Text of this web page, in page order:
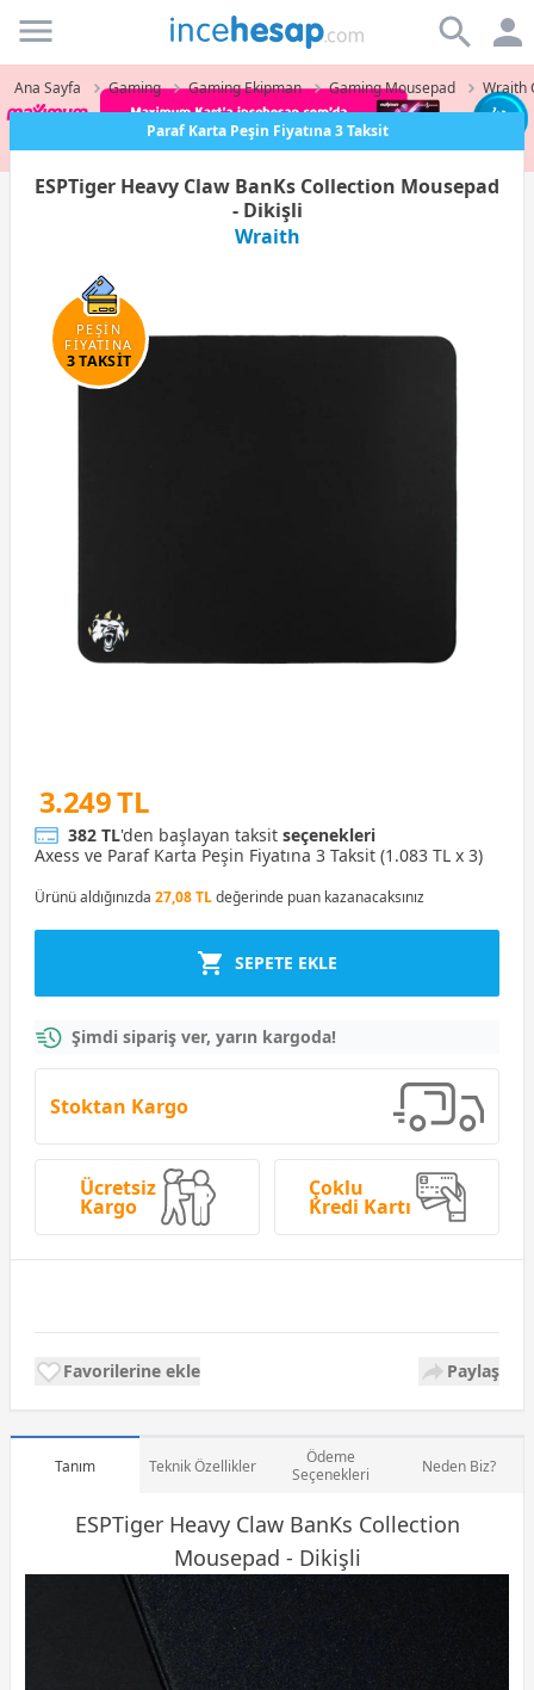
Incehesap
Ana Sayfa Gaming Gaming Ekipman Gaming Mousepad Wraith
Paraf Karta Peşin Fiyatına 3 Taksit
ESPTiger Heavy Claw BanKs Collection Mousepad
- Dikişli
Wraith
PEŞİN
FİYATINA
3 TAKSİT
3.249 TL
382 TL'den başlayan taksit seçenekleri
Axess ve Paraf Karta Peşin Fiyatına 3 Taksit (1.083 TL x 3)
Ürünü aldığınızda 27,08 TLdeğerinde puan kazanacaksınız
SEPETE EKLE
Şimdi sipariş ver, yarın kargoda!
Stoktan Kargo
Ücretsiz
Kargo
Çoklu
Kredi Kartı
Favorilerine ekle Paylaş
Tanım Teknik Özellikler
Ödeme
Seçenekleri
Neden Biz?
ESPTiger Heavy Claw BanKs Collection
Mousepad - Dikişli